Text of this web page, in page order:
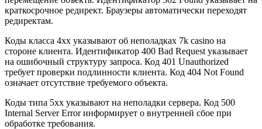
краткосрочное редирект. Браузеры автоматически переходят
редиректам.
Коды класса 4xx указывают об неполадках 7k casino на
стороне клиента. Идентификатор 400 Bad Request указывает
на ошибочный структуру запроса. Код 401 Unauthorized
требует проверки подлинности клиента. Код 404 Not Found
означает отсутствие требуемого объекта.
Коды типа 5xx указывают на неполадки сервера. Код 500
Internal Server Error информирует о внутренней сбое при
обработке требования.